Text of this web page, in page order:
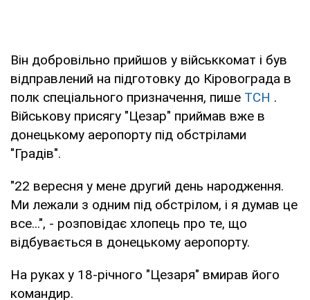
Він добровільно прийшов у військкомат і був
відправлений на підготовку до Кіровограда в
полк спеціального призначення, пише ТСН .
Військову присягу "Цезар" приймав вже в
донецькому аеропорту під обстрілами
"Градів".
"22 вересня у мене другий день народження.
Ми лежали з одним під обстрілом, і я думав це
все...", - розповідає хлопець про те, що
відбувається в донецькому аеропорту.
На руках у 18-річного "Цезаря" вмирав його
командир.